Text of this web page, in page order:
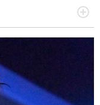
belle storie e di
Curiosa per
ciò che accade